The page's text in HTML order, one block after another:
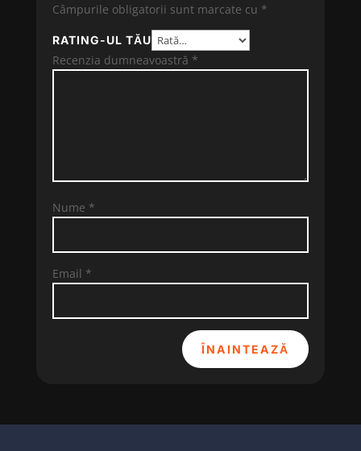
Câmpurile obligatorii sunt marcate cu *
RATING-UL TĂU
Recenzia dumneavoastră *
Nume *
Email *
ÎNAINTEAZĂ